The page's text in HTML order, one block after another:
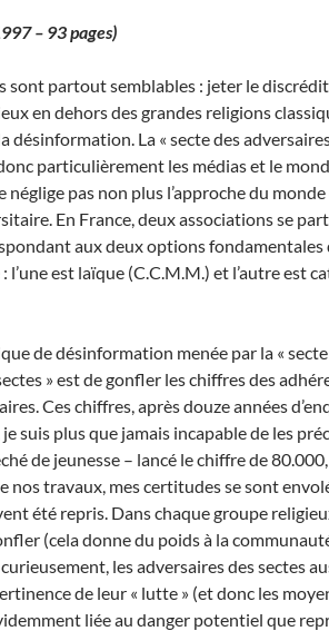
– 93 pages)
sont partout semblables : jeter le
en dehors des grandes religions
désinformation. La « secte des
particulièrement les médias et le
néglige pas non plus l’approche du monde
En France, deux associations se
aux deux options fondamentales
l’une est laïque (C.C.M.M.) et l’autre est
de désinformation menée par la «
» est de gonfler les chiffres des
Ces chiffres, après douze années
suis plus que jamais incapable de les
de jeunesse – lancé le chiffre de
nos travaux, mes certitudes se sont
été repris. Dans chaque groupe
(cela donne du poids à la
les adversaires des sectes
de leur « lutte » (et donc les
liée au danger potentiel que